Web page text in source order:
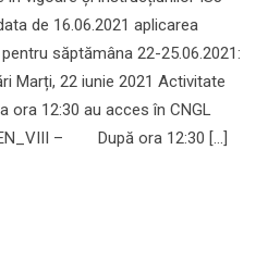
de 16.06.2021 aplicarea
săptămâna 22-25.06.2021:
Marți, 22 iunie 2021 Activitate
12:30 au acces în CNGL
– După ora 12:30 […]